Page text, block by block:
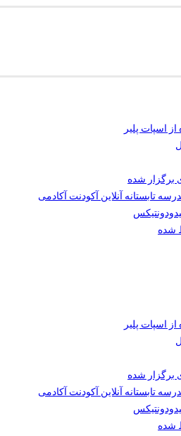
از اسپات پلیر
برگزار شده
تابستانه آنلاین آکودنت آکادمی
شده
از اسپات پلیر
برگزار شده
تابستانه آنلاین آکودنت آکادمی
شده